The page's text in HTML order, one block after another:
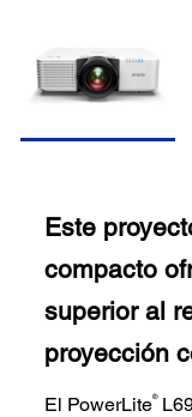
Este
compacto
superior al
proyección
El PowerLite®